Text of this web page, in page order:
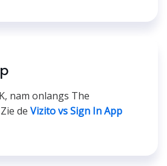
nam onlangs The
de Vizito vs Sign In App